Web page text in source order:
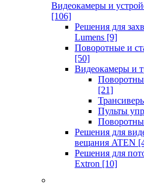
Видеокамеры и
[106]
Решения для
Lumens [9]
Поворотные и
[50]
Видеокамеры и
[21]
Пульты
Решения для
вещания ATEN
Решения для
Extron [10]